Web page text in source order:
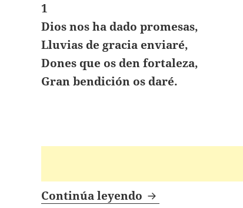
1
Dios nos ha dado promesas,
Lluvias de gracia enviaré,
Dones que os den fortaleza,
Gran bendición os daré.
Continúa leyendo Lluvias De